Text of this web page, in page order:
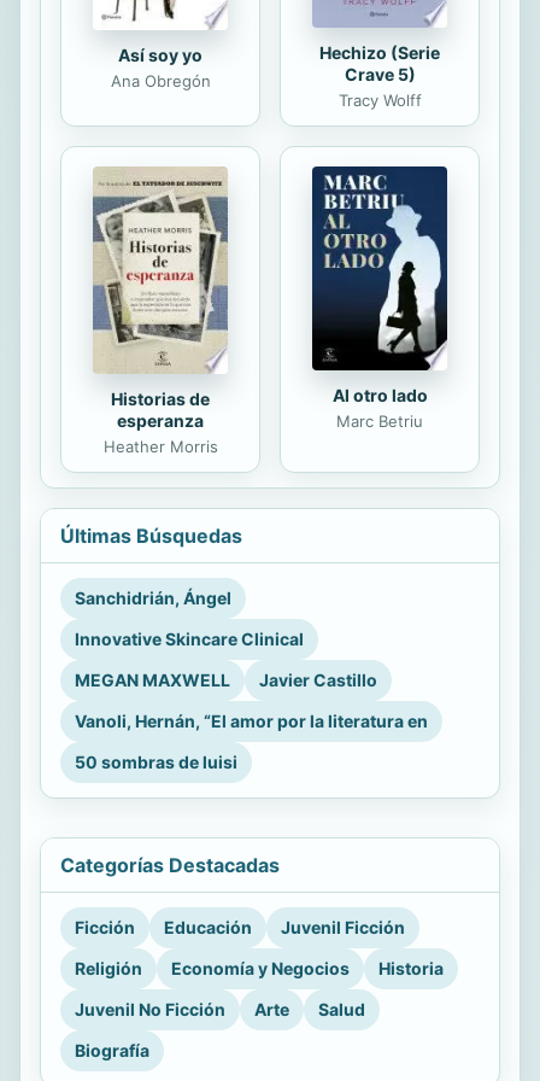
Así soy yo
Ana Obregón
Hechizo (Serie
Crave 5)
Tracy Wolff
Historias de
esperanza
Heather Morris
Al otro lado
Marc Betriu
Últimas Búsquedas
Sanchidrián, Ángel
Innovative Skincare Clinical
MEGAN MAXWELL
Javier Castillo
Vanoli, Hernán, “El amor por la literatura en
50 sombras de luisi
Categorías Destacadas
Ficción Educación
Juvenil Ficción
Religión
Economía y Negocios
Historia
Juvenil No Ficción
Arte
Salud
Biografía